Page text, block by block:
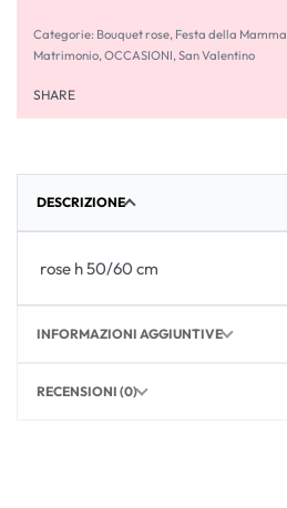
Categorie: Bouquet rose, Festa della Mamma
Matrimonio, OCCASIONI, San Valentino
SHARE
DESCRIZIONE
rose h 50/60 cm
INFORMAZIONI AGGIUNTIVE
RECENSIONI (0)